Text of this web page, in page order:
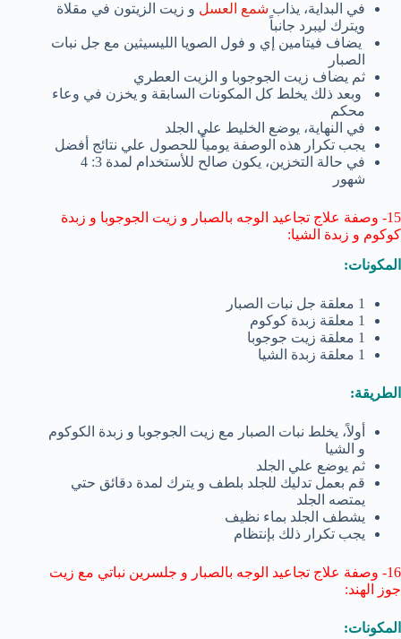
في البداية، يذاب شمع العسل و زيت الزيتون في مقلاة
ويترك ليبرد جانباً
يضاف فيتامين إي و فول الصويا الليسيثين مع جل نبات
الصبار
ثم يضاف زيت الجوجوبا و الزيت العطري
وبعد ذلك يخلط كل المكونات السابقة و يخزن في وعاء
محكم
في النهاية، يوضع الخليط علي الجلد
يجب تكرار هذه الوصفة يومياً للحصول علي نتائج أفضل
في حالة التخزين، يكون صالح للأستخدام لمدة 3: 4
شهور
15- وصفة علاج تجاعيد الوجه بالصبار و زيت الجوجوبا و زبدة
كوكوم و زبدة الشيا:
المكونات:
1 معلقة جل نبات الصبار
1 معلقة زبدة كوكوم
1 معلقة زيت جوجوبا
1 معلقة زبدة الشيا
الطريقة:
أولاً، يخلط نبات الصبار مع زيت الجوجوبا و زبدة الكوكوم
و الشيا
ثم يوضع علي الجلد
قم بعمل تدليك للجلد بلطف و يترك لمدة دقائق حتي
يمتصه الجلد
يشطف الجلد بماء نظيف
يجب تكرار ذلك بإنتظام
16- وصفة علاج تجاعيد الوجه بالصبار و جلسرين نباتي مع زيت
جوز الهند:
المكونات: